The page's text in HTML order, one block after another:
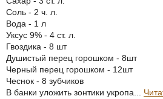
Соль - 2 ч. л.
Вода - 1 л
Уксус 9% - 4 ст. л.
Гвоздика - 8 шт
Душистый перец горошком - 8шт
Черный перец горошком - 12шт
Чеснок - 8 зубчиков
В банки уложить зонтики укропа...